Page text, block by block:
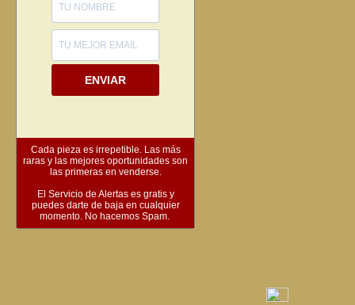
ENVIAR
Cada pieza es irrepetible. Las más
raras y las mejores oportunidades son
las primeras en venderse.
El Servicio de Alertas es gratis y
puedes darte de baja en cualquier
momento. No hacemos Spam.